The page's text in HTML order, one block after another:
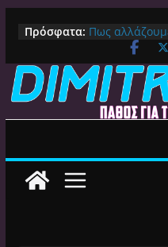
περιεχόμενο
Πρόσφατα: Πως
MacOS
κλπ)
IPVanish
Premium VPN
Alive GR Kodi:
Android TV |
Ο Καλύτερος